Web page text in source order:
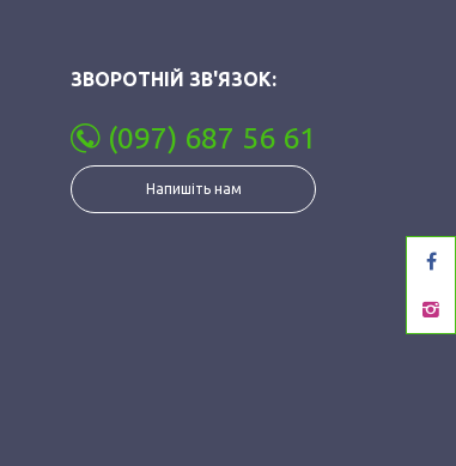
ЗВОРОТНІЙ ЗВ'ЯЗОК:
(097) 687 56 61
Напишіть нам